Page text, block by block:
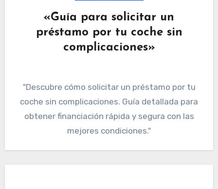
«Guía para solicitar un
préstamo por tu coche sin
complicaciones»
"Descubre cómo solicitar un préstamo por tu
coche sin complicaciones. Guía detallada para
obtener financiación rápida y segura con las
mejores condiciones."